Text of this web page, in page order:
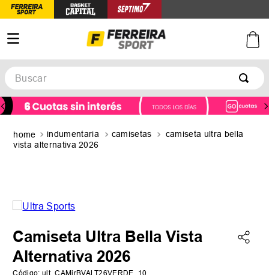
Buscar
indumentaria camisetas
camiseta ultra bella
vista alternativa 2026
Camiseta Ultra Bella Vista
Alternativa 2026
Código: ult_CAMjrBVALT26VERDE_10
TÉRMINOS MÁS BUSCADOS
2.
basquet
5. medias